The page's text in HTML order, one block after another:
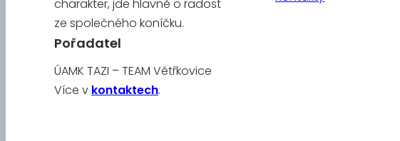
charakter, jde hlavně o radost
ze společného koníčku.
Pořadatel
ÚAMK TAZI – TEAM Větřkovice
Více v kontaktech.